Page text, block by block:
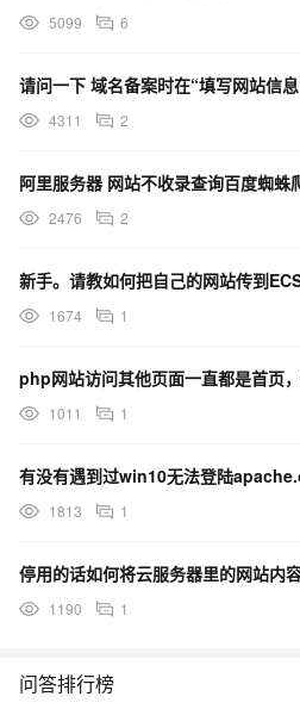
5099 6
4311 2
2476 2
新手。请教如何把自己的网站传到
1674 1
php网站访问其他页面一直都是首页
1011 1
1813 1
停用的话如何将云服务器里的网站内
1190 1
问答排行榜